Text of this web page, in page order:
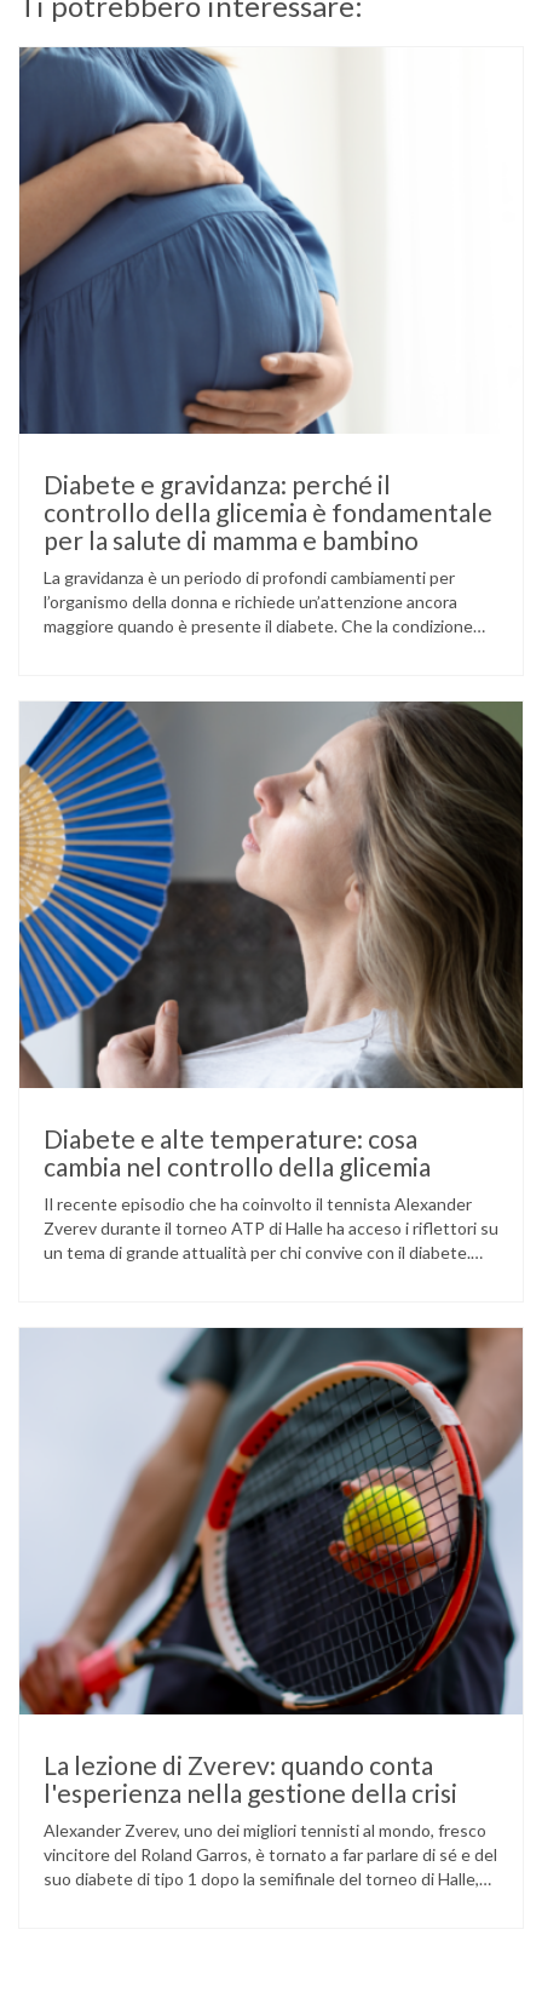
Diabete e gravidanza: perché il
controllo della glicemia è fondamentale
per la salute di mamma e bambino
La gravidanza è un periodo di profondi cambiamenti per
l’organismo della donna e richiede un’attenzione ancora
maggiore quando è presente il diabete. Che la condizione
volta durante la gestazione (diabete gestazionale),
mantenere …
Diabete e alte temperature: cosa
cambia nel controllo della glicemia
Il recente episodio che ha coinvolto il tennista Alexander
Zverev durante il torneo ATP di Halle ha acceso i riflettori su
un tema di grande attualità per chi convive con il diabete.
glucosio lo aveva portato …
La lezione di Zverev: quando conta
l'esperienza nella gestione della crisi
Alexander Zverev, uno dei migliori tennisti al mondo, fresco
vincitore del Roland Garros, è tornato a far parlare di sé e del
suo diabete di tipo 1 dopo la semifinale del torneo di Halle,